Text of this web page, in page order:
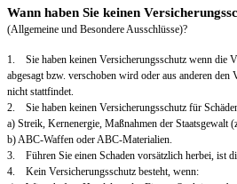
Wann haben Sie keinen
(Allgemeine und Besondere Ausschlüsse)?
1. Sie haben keinen Versicherungsschutz wenn die
abgesagt bzw. verschoben wird oder aus anderen den
nicht stattfindet.
2. Sie haben keinen Versicherungsschutz für
a) Streik, Kernenergie, Maßnahmen der Staatsgewalt
b) ABC-Waffen oder ABC-Materialien.
3. Führen Sie einen Schaden vorsätzlich herbei, ist
4. Kein Versicherungsschutz besteht, wenn: